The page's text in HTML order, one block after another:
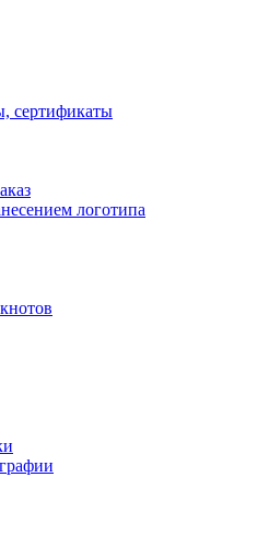
сертификаты
логотипа